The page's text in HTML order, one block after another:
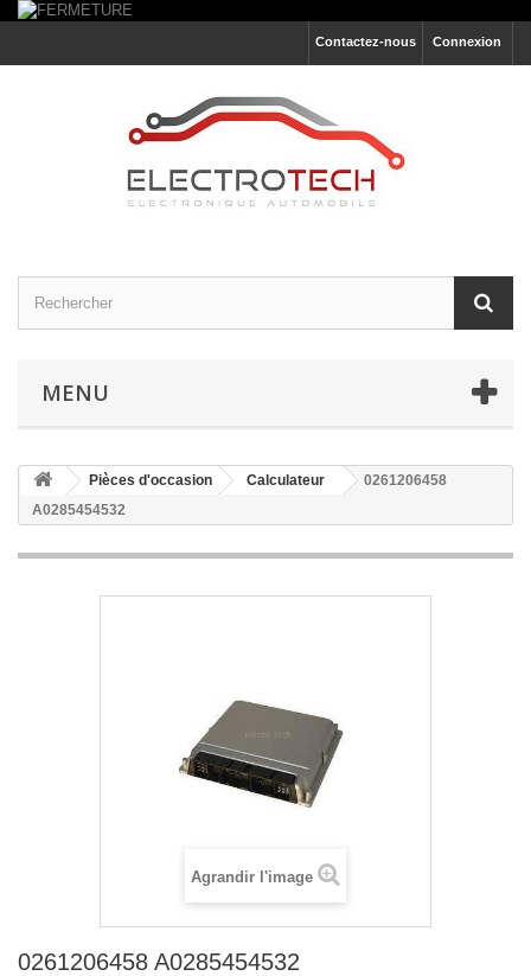
Connexion
Contactez-nous
MENU
Pièces d'occasion Calculateur
0261206458
A0285454532
Agrandir l'image
0261206458 A0285454532